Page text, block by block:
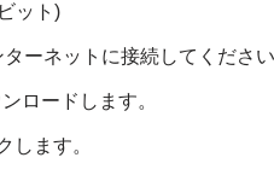
ット)
ーネットに接続してください
ロードします。
します。